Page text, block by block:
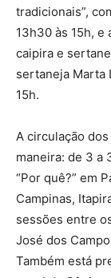
tradicionais”,
13h30 às 15h, e
caipira e
sertaneja Marta
15h.
A circulação
maneira: de 3 a
“Por quê?” em
Campinas,
sessões entre
José dos
Também está